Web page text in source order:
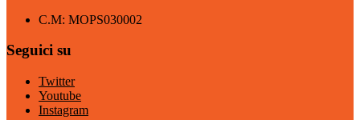
C.M: MOPS030002
Seguici su
Twitter
Youtube
Instagram